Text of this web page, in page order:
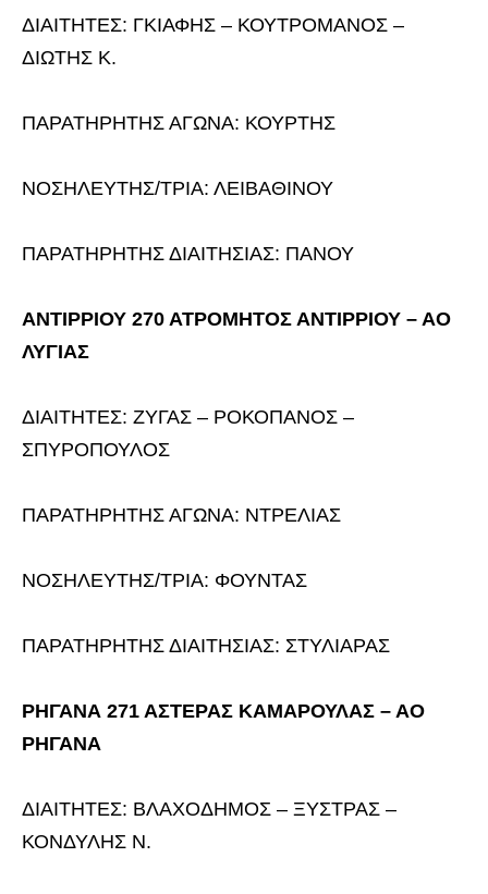
ΔΙΑΙΤΗΤΕΣ: ΓΚΙΑΦΗΣ – ΚΟΥΤΡΟΜΑΝΟΣ –
ΔΙΩΤΗΣ Κ.
ΠΑΡΑΤΗΡΗΤΗΣ ΑΓΩΝΑ: ΚΟΥΡΤΗΣ
ΝΟΣΗΛΕΥΤΗΣ/ΤΡΙΑ: ΛΕΙΒΑΘΙΝΟΥ
ΠΑΡΑΤΗΡΗΤΗΣ ΔΙΑΙΤΗΣΙΑΣ: ΠΑΝΟΥ
ΑΝΤΙΡΡΙΟΥ 270 ΑΤΡΟΜΗΤΟΣ ΑΝΤΙΡΡΙΟΥ – ΑΟ
ΛΥΓΙΑΣ
ΔΙΑΙΤΗΤΕΣ: ΖΥΓΑΣ – ΡΟΚΟΠΑΝΟΣ –
ΣΠΥΡΟΠΟΥΛΟΣ
ΠΑΡΑΤΗΡΗΤΗΣ ΑΓΩΝΑ: ΝΤΡΕΛΙΑΣ
ΝΟΣΗΛΕΥΤΗΣ/ΤΡΙΑ: ΦΟΥΝΤΑΣ
ΠΑΡΑΤΗΡΗΤΗΣ ΔΙΑΙΤΗΣΙΑΣ: ΣΤΥΛΙΑΡΑΣ
ΡΗΓΑΝΑ 271 ΑΣΤΕΡΑΣ ΚΑΜΑΡΟΥΛΑΣ – ΑΟ
ΡΗΓΑΝΑ
ΔΙΑΙΤΗΤΕΣ: ΒΛΑΧΟΔΗΜΟΣ – ΞΥΣΤΡΑΣ –
ΚΟΝΔΥΛΗΣ Ν.